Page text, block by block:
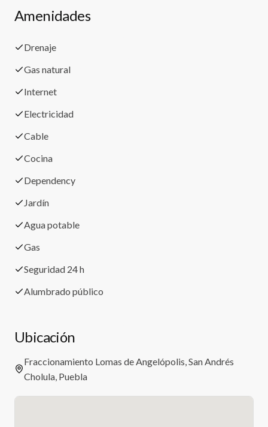
Amenidades
Drenaje
Gas natural
Internet
Electricidad
Cable
Cocina
Dependency
Jardín
Agua potable
Gas
Seguridad 24 h
Alumbrado público
Ubicación
Fraccionamiento Lomas de Angelópolis, San Andrés
Cholula, Puebla